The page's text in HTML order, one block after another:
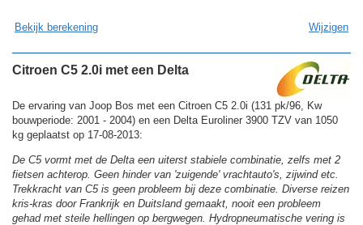
Bekijk berekening Wijzigen
Citroen C5 2.0i met een Delta
De ervaring van Joop Bos met een Citroen C5 2.0i (131 pk/96, Kw
bouwperiode: 2001 - 2004) en een Delta Euroliner 3900 TZV van 1050
kg geplaatst op 17-08-2013:
De C5 vormt met de Delta een uiterst stabiele combinatie, zelfs met 2
fietsen achterop. Geen hinder van 'zuigende' vrachtauto's, zijwind etc.
Trekkracht van C5 is geen probleem bij deze combinatie. Diverse reizen
kris-kras door Frankrijk en Duitsland gemaakt, nooit een probleem
gehad met steile hellingen op bergwegen. Hydropneumatische vering is